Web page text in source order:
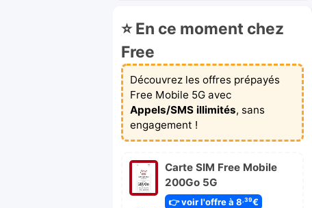
⭐ En ce moment chez
Free
Découvrez les offres prépayés
Free Mobile 5G avec
Appels/SMS illimités, sans
engagement !
Carte SIM Free Mobile
200Go 5G
👉 voir l'offre à 8,39€